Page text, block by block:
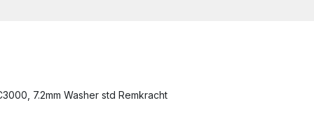
7.2mm Washer std Remkracht